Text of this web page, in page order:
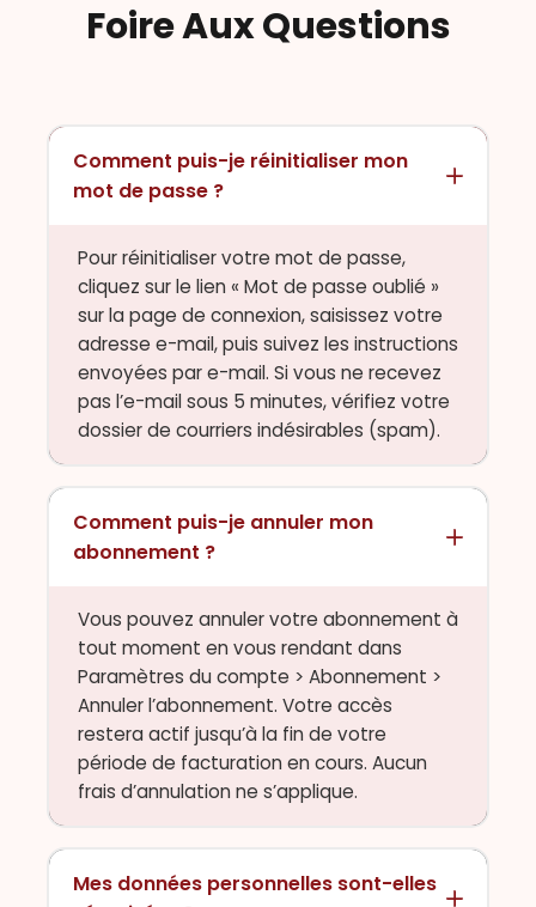
Foire Aux Questions
Comment puis-je réinitialiser mon
mot de passe ?
Pour réinitialiser votre mot de passe,
cliquez sur le lien « Mot de passe oublié »
sur la page de connexion, saisissez votre
adresse e-mail, puis suivez les instructions
envoyées par e-mail. Si vous ne recevez
pas l’e-mail sous 5 minutes, vérifiez votre
dossier de courriers indésirables (spam).
Comment puis-je annuler mon
abonnement ?
Vous pouvez annuler votre abonnement à
tout moment en vous rendant dans
Paramètres du compte > Abonnement >
Annuler l’abonnement. Votre accès
restera actif jusqu’à la fin de votre
période de facturation en cours. Aucun
frais d’annulation ne s’applique.
Mes données personnelles sont-elles